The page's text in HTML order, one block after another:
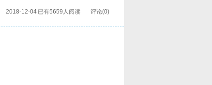
2018-12-04 已有5659人阅读 评论(0)